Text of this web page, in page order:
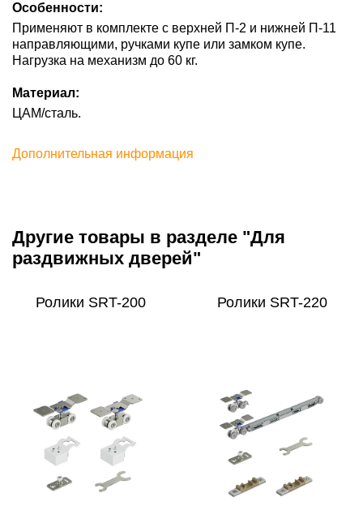
Особенности:
Применяют в комплекте с верхней П-2 и нижней П-11
направляющими, ручками купе или замком купе.
Нагрузка на механизм до 60 кг.
Материал:
ЦАМ/сталь.
Дополнительная информация
Другие товары в разделе "Для
раздвижных дверей"
Ролики SRT-200 Ролики SRT-220